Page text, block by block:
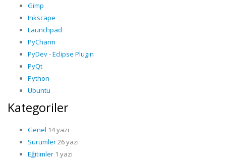
Gimp
Inkscape
Launchpad
PyCharm
PyDev - Eclipse Plugin
PyQt
Python
Ubuntu
Kategoriler
Genel 14 yazı
Sürümler26 yazı
Eğitimler 1 yazı